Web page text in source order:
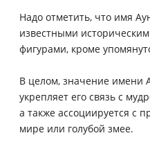
Надо отметить, что имя
известными
фигурами, кроме
В целом, значение имени
укрепляет его связь с
а также ассоциируется с
мире или голубой змее.